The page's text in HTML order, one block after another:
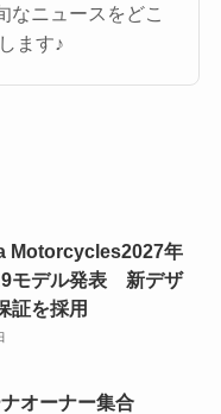
なニュースをどこ
ます♪
Motorcycles2027年
9モデル発表 新デザ
証を採用
オーナー集合